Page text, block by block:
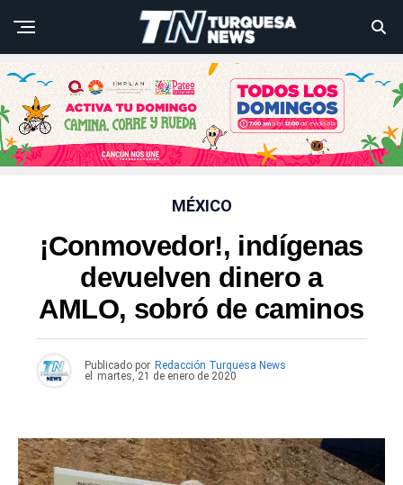
MÉXICO
¡Conmovedor!, indígenas
devuelven dinero a
AMLO, sobró de caminos
Publicado por Redacción Turquesa News
el
martes, 21 de enero de 2020